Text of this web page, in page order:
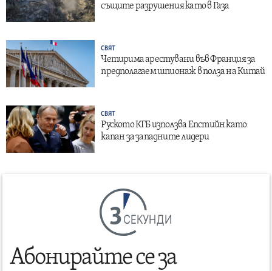
същите разрушения като в Газа
СВЯТ
Четирима арестувани във Франция за
предполагаем шпионаж в полза на Китай
СВЯТ
Руското КГБ използва Епстийн като
капан за западните лидери
СЕКУНДИ
Абонирайте се за